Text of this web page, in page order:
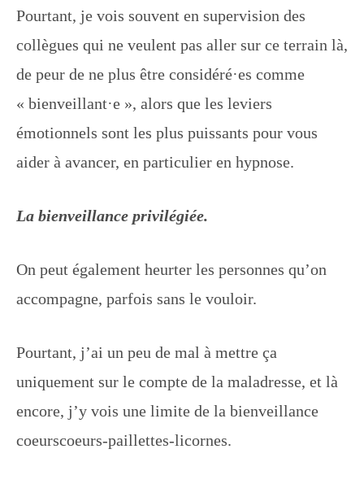
Pourtant, je vois souvent en supervision des
collègues qui ne veulent pas aller sur ce terrain là,
de peur de ne plus être considéré·es comme
« bienveillant·e », alors que les leviers
émotionnels sont les plus puissants pour vous
aider à avancer, en particulier en hypnose.
La bienveillance privilégiée.
On peut également heurter les personnes qu’on
accompagne, parfois sans le vouloir.
Pourtant, j’ai un peu de mal à mettre ça
uniquement sur le compte de la maladresse, et là
encore, j’y vois une limite de la bienveillance
coeurscoeurs-paillettes-licornes.